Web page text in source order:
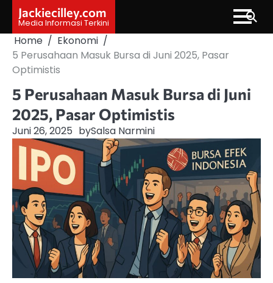
content
Jackiecilley.com
Media Informasi Terkini
Home
Ekonomi
5 Perusahaan Masuk Bursa di Juni 2025, Pasar
Optimistis
5 Perusahaan Masuk Bursa di Juni
2025, Pasar Optimistis
Juni 26, 2025 bySalsa Narmini